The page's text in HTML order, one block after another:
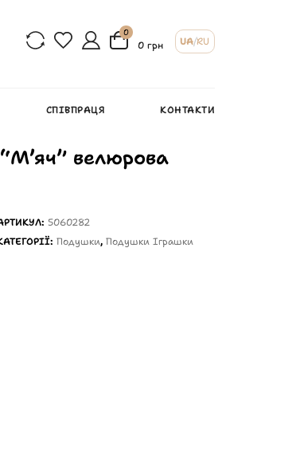
0
0 грн UA/RU
СПІВПРАЦЯ КОНТАКТИ
велюрова
5060282
Подушки,Подушки Іграшки